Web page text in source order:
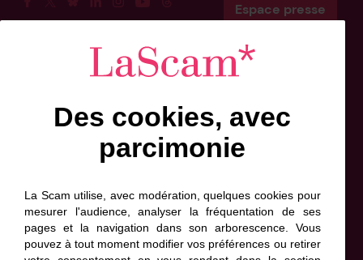
Scam Canada
Espace presse
Inscrivez-vous à l'info-lettre
contact
*
*
J'accepte que ces informations soient exploitées
par la Scam, conformément à sa politique de
Des cookies, avec
parcimonie
La Scam utilise, avec modération, quelques cookies pour
mesurer l'audience, analyser la fréquentation de ses
pages et la navigation dans son arborescence. Vous
pouvez à tout moment modifier vos préférences ou retirer